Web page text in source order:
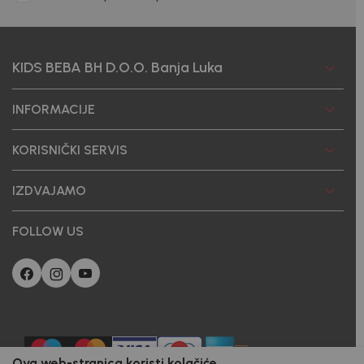
KIDS BEBA BH D.O.O. Banja Luka
INFORMACIJE
KORISNIČKI SERVIS
IZDVAJAMO
FOLLOW US